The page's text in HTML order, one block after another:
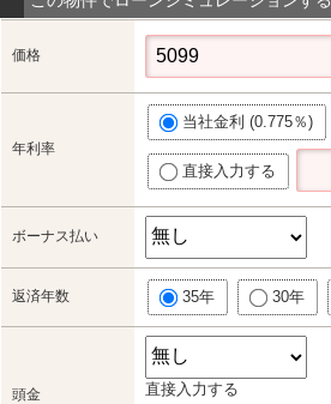
価格
年利率
当社金利 (0.775％)
直接入力する
ボーナス払い
返済年数 35年 30年
頭金 直接入力する